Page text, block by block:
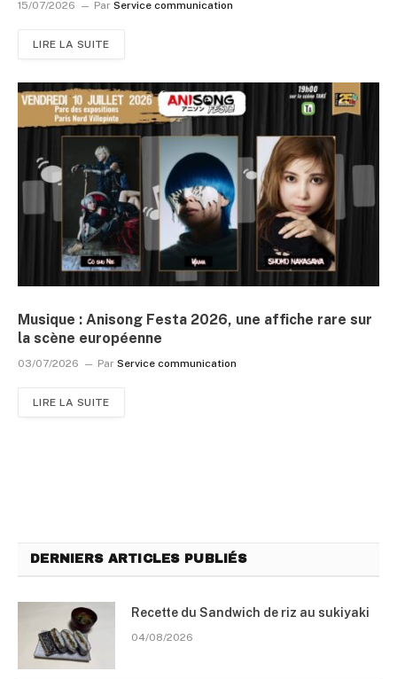
15/07/2026 Par Service communication
LIRE LA SUITE
Musique : Anisong Festa 2026, une affiche rare sur
la scène européenne
03/07/2026 Par Service communication
LIRE LA SUITE
DERNIERS ARTICLES PUBLIÉS
Recette du Sandwich de riz au sukiyaki
04/08/2026